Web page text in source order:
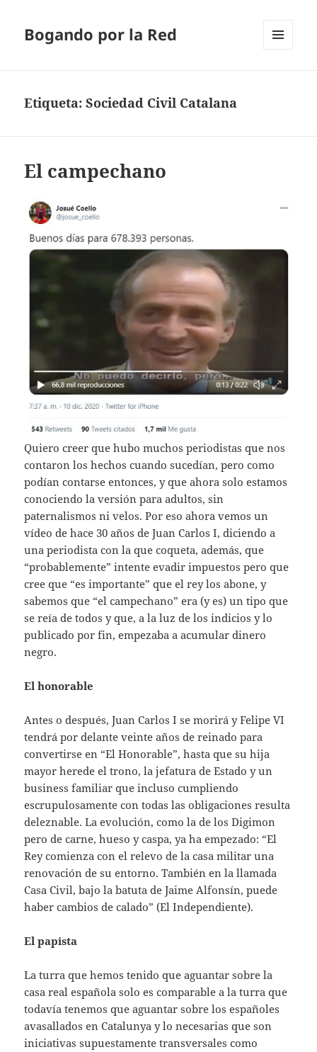
Bogando por la Red
Etiqueta:Sociedad Civil Catalana
El campechano
Quiero creer que hubo muchos periodistas que nos
contaron los hechos cuando sucedían, pero como
podían contarse entonces, y que ahora solo estamos
conociendo la versión para adultos, sin
paternalismos ni velos. Por eso ahora vemos un
vídeo de hace 30 años de Juan Carlos I, diciendo a
una periodista con la que coqueta, además, que
“probablemente” intente evadir impuestos pero que
cree que “es importante” que el rey los abone, y
sabemos que “el campechano” era (y es) un tipo que
se reía de todos y que, a la luz de los indicios y lo
publicado por fin, empezaba a acumular dinero
negro.
El honorable
Antes o después, Juan Carlos I se morirá y Felipe VI
tendrá por delante veinte años de reinado para
convertirse en “El Honorable”, hasta que su hija
mayor herede el trono, la jefatura de Estado y un
business familiar que incluso cumpliendo
escrupulosamente con todas las obligaciones resulta
deleznable. La evolución, como la de los Digimon
pero de carne, hueso y caspa, ya ha empezado: “El
Rey comienza con el relevo de la casa militar una
renovación de su entorno. También en la llamada
Casa Civil, bajo la batuta de Jaime Alfonsín, puede
haber cambios de calado” (El Independiente).
El papista
La turra que hemos tenido que aguantar sobre la
casa real española solo es comparable a la turra que
todavía tenemos que aguantar sobre los españoles
avasallados en Catalunya y lo necesarias que son
iniciativas supuestamente transversales como